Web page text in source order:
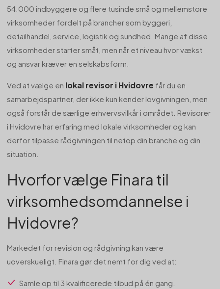
54.000 indbyggere og flere tusinde små og mellemstore
virksomheder fordelt på brancher som byggeri,
detailhandel, service, logistik og sundhed. Mange af disse
virksomheder starter småt, men når et niveau hvor vækst
og ansvar kræver en selskabsform.
Ved at vælge en lokal revisor i Hvidovre får du en
samarbejdspartner, der ikke kun kender lovgivningen, men
også forstår de særlige erhvervsvilkår i området. Revisorer
i Hvidovre har erfaring med lokale virksomheder og kan
derfor tilpasse rådgivningen til netop din branche og din
situation.
Hvorfor vælge Finara til
virksomhedsomdannelse i
Hvidovre?
Markedet for revision og rådgivning kan være
uoverskueligt. Finara gør det nemt for dig ved at:
Samle op til 3 kvalificerede tilbud på én gang.